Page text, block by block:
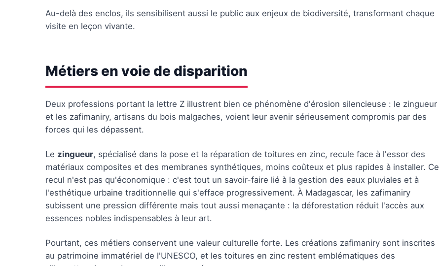
Au-delà des enclos, ils sensibilisent aussi le public aux enjeux de biodiversité, transformant chaque
visite en leçon vivante.
Métiers en voie de disparition
Deux professions portant la lettre Z illustrent bien ce phénomène d'érosion silencieuse : le zingueur
et les zafimaniry, artisans du bois malgaches, voient leur avenir sérieusement compromis par des
forces qui les dépassent.
Le zingueur, spécialisé dans la pose et la réparation de toitures en zinc, recule face à l'essor des
matériaux composites et des membranes synthétiques, moins coûteux et plus rapides à installer. Ce
recul n'est pas qu'économique : c'est tout un savoir-faire lié à la gestion des eaux pluviales et à
l'esthétique urbaine traditionnelle qui s'efface progressivement. À Madagascar, les zafimaniry
subissent une pression différente mais tout aussi menaçante : la déforestation réduit l'accès aux
essences nobles indispensables à leur art.
Pourtant, ces métiers conservent une valeur culturelle forte. Les créations zafimaniry sont inscrites
au patrimoine immatériel de l'UNESCO, et les toitures en zinc restent emblématiques des